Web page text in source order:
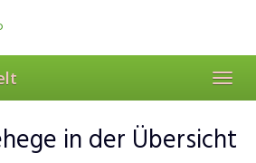
in der Übersicht